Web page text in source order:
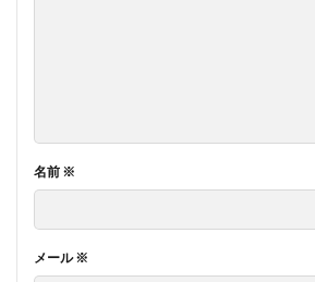
名前 ※
メール※